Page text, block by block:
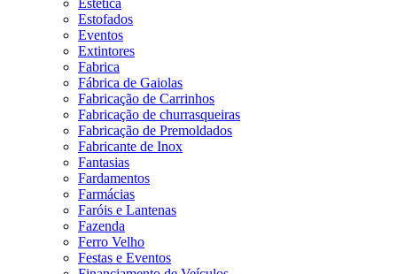
Estética
Estofados
Eventos
Extintores
Fabrica
Fábrica de Gaiolas
Fabricação de Carrinhos
Fabricação de churrasqueiras
Fabricação de Premoldados
Fabricante de Inox
Fantasias
Fardamentos
Farmácias
Faróis e Lantenas
Fazenda
Ferro Velho
Festas e Eventos